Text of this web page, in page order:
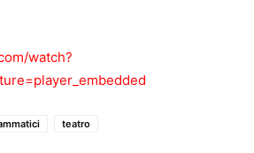
watch?
teatro